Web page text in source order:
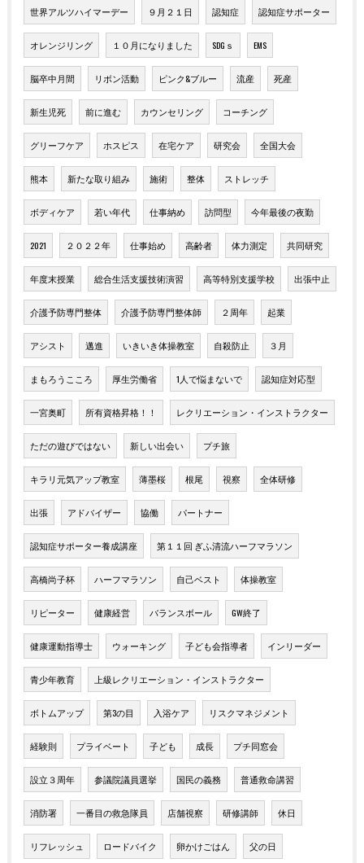
世界アルツハイマーデー ９月２１日 認知症 認知症サポーター
オレンジリング １０月になりました SDGｓ EMS
脳卒中月間 リボン活動 ピンク&ブルー 流産 死産
新生児死 前に進む カウンセリング コーチング
グリーフケア ホスピス 在宅ケア 研究会 全国大会
熊本 新たな取り組み 施術 整体 ストレッチ
ボディケア 若い年代 仕事納め 訪問型 今年最後の夜勤
2021 ２０２２年 仕事始め 高齢者 体力測定 共同研究
年度末授業 総合生活支援技術演習 高等特別支援学校 出張中止
介護予防専門整体 介護予防専門整体師 ２周年 起業
アシスト 邁進 いきいき体操教室 自殺防止 ３月
まもろうこころ 厚生労働省 1人で悩まないで 認知症対応型
一宮奥町 所有資格昇格！！ レクリエーション・インストラクター
ただの遊びではない 新しい出会い プチ旅
キラリ元気アップ教室 薄墨桜 根尾 視察 全体研修
出張 アドバイザー 協働 パートナー
認知症サポーター養成講座 第１１回 ぎふ清流ハーフマラソン
高橋尚子杯 ハーフマラソン 自己ベスト 体操教室
リピーター 健康経営 バランスボール GW終了
健康運動指導士 ウォーキング 子ども会指導者 インリーダー
青少年教育 上級レクリエーション・インストラクター
ボトムアップ 第3の目 入浴ケア リスクマネジメント
経験則 プライベート 子ども 成長 プチ同窓会
設立３周年 参議院議員選挙 国民の義務 普通救命講習
消防署 一番目の救急隊員 店舗視察 研修講師 休日
リフレッシュ ロードバイク 卵かけごはん 父の日